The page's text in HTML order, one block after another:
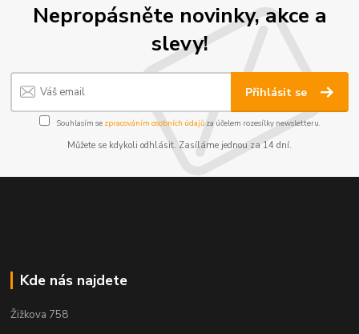
Nepropásněte novinky, akce a
slevy!
Přihlásit se
Souhlasím se zpracováním osobních údajůza účelem rozesílky newsletteru.
Můžete se kdykoli odhlásit. Zasíláme jednou za 14 dní.
Kde nás najdete
Žižkova 758